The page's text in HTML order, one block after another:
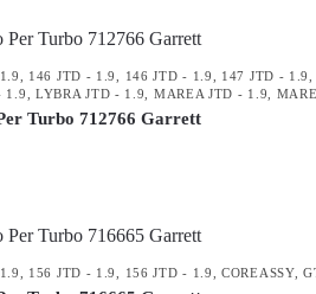
, 146 JTD - 1.9, 146 JTD - 1.9, 147 JTD - 1.9,
1.9, LYBRA JTD - 1.9, MAREA JTD - 1.9,
Turbo 712766 Garrett
, 156 JTD - 1.9, 156 JTD - 1.9,COREASSY,